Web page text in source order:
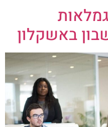
באשקלון